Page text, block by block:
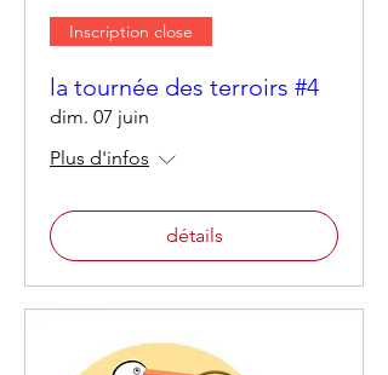
Inscription close
la tournée des terroirs #4
dim. 07 juin
Plus d'infos
détails